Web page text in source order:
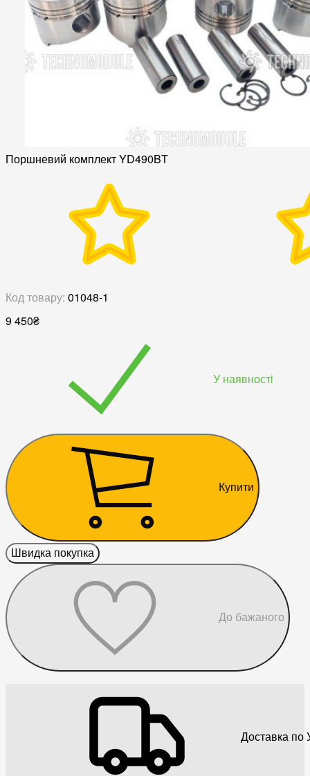
Поршневий комплект YD490BT
Код товару: 01048-1
9 450₴
У наявностi
Купити
Швидка покупка
До бажаного
Доставка по